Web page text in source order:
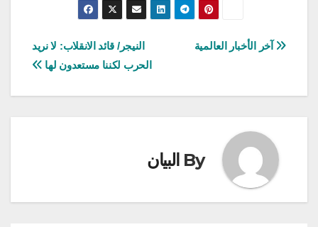
تصفّح
النيجر/ قائد الانقلاب: لا نريد
الحرب لكننا مستعدون لها
آخر الأخبار العالمية
By البيان